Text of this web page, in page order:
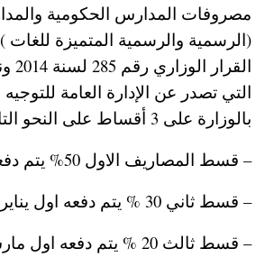
مصروفات المدارس الحكومية
(الرسمية والرسمية المتميزة
التي تصدر عن الإدارة العامة للتوجيه
بالوزارة على 3 أقساط على النحو التالي :
– قسط المصاريف الاول 50% يتم دفعه اول أكتوبر 2022
– قسط ثاني 30 % يتم دفعه اول يناير 2026
– قسط ثالث 20 % يتم دفعه اول مارس 2026 .